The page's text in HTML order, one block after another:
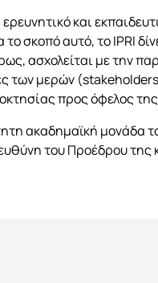
ερευνητικό και
σκοπό αυτό, το IPRI
ασχολείται με την
των μερών
προς όφελος
ακαδημαϊκή μονάδα
του Προέδρου